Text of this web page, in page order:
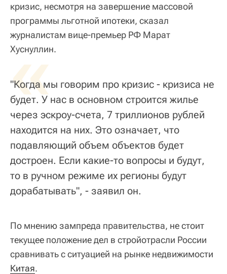
кризис, несмотря на завершение массовой
программы льготной ипотеки, сказал
журналистам вице-премьер РФ Марат
Хуснуллин.
«
"Когда мы говорим про кризис - кризиса не
будет. У нас в основном строится жилье
через эскроу-счета, 7 триллионов рублей
находится на них. Это означает, что
подавляющий объем объектов будет
достроен. Если какие-то вопросы и будут,
то в ручном режиме их регионы будут
дорабатывать", - заявил он.
По мнению зампреда правительства, не стоит
текущее положение дел в стройотрасли России
сравнивать с ситуацией на рынке недвижимости
Китая.